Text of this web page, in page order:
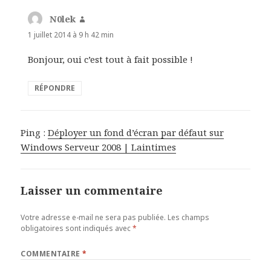
N0lek
i
1 juillet 2014 à 9 h 42 min
Bonjour, oui c’est tout à fait possible !
RÉPONDRE
Ping :Déployer un fond d’écran par défaut sur
Windows Serveur 2008 | Laintimes
Laisser un commentaire
Votre adresse e-mail ne sera pas publiée. Les champs
obligatoires sont indiqués avec*
COMMENTAIRE*